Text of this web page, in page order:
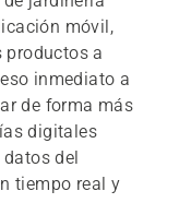
móvil,
productos a
inmediato a
de forma más
digitales
del
tiempo real y